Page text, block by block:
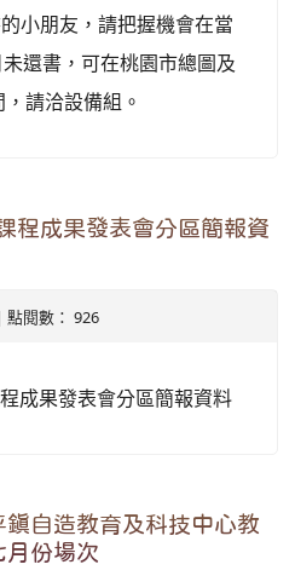
小朋友，請把握機會在當
還書，可在桃園市總圖及
請洽設備組。
程成果發表會分區簡報資
點閱數： 926
成果發表會分區簡報資料
自造教育及科技中心教
月份場次